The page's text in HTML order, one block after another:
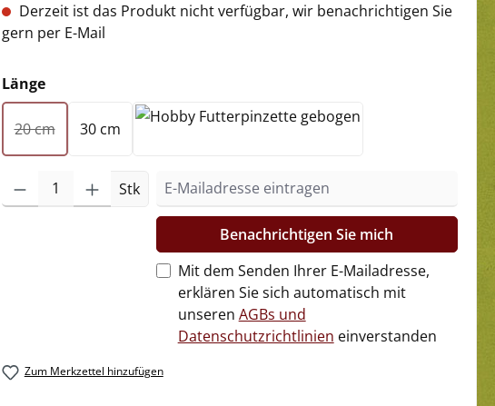
Derzeit ist das Produkt nicht verfügbar, wir benachrichtigen Sie
gern per E-Mail
Längeauswählen
20 cm(Diese Option ist zurzeit nicht verfügbar.)
30 cm
Stk
Benachrichtigen Sie mich
Mit dem Senden Ihrer E-Mailadresse,
erklären Sie sich automatisch mit
unseren AGBs und
Datenschutzrichtlinien einverstanden
Zum Merkzettel hinzufügen